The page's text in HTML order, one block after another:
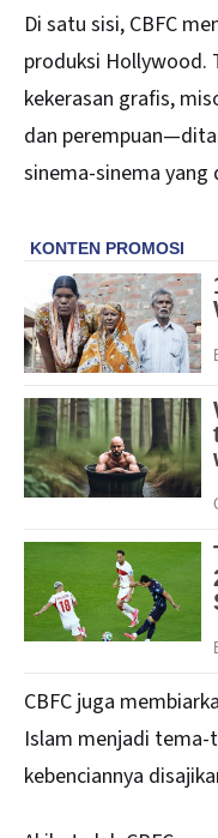
Di satu sisi, CBFC
produksi Hollywood.
kekerasan grafis,
dan
sinema-sinema
CBFC juga
Islam menjadi
kebenciannya